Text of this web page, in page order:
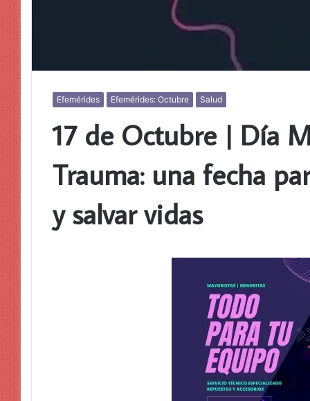
Efemérides Efemérides: Octubre Salud
17 de Octubre | Día
Trauma: una fecha
y salvar vidas